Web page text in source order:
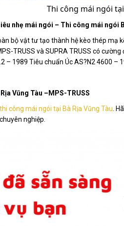
Thi công mái ngói
nhẹ mái ngói – Thi công mái ngói
bộ vật tư tạo thành hệ kèo thép mạ
TRUSS và SUPRA TRUSS có
– 1989 Tiêu chuẩn Úc AS?N2 4600 –
Vũng Tàu –MPS-TRUSS
thi công mái ngói tại Bà Rịa Vũng Tàu .
nghiệp.